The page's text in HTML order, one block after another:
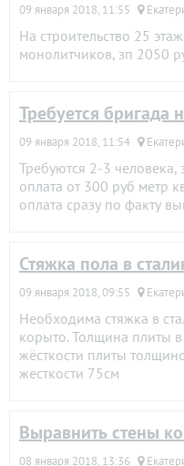
09 января 2018, 11:55
На строительство 25
монолитчиков, зп 2050
Требуется бригада
09 января 2018, 11:54
Требуются 2-3 человека,
оплата от 300 руб метр
оплата сразу по факту
Стяжка пола в
09 января 2018, 09:55
Необходима стяжка в
корыто. Толщина плиты
жёсткости плиты
жесткости 75см
Выравнить стены
08 января 2018, 13:36